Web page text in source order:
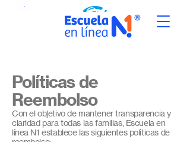
Políticas de
Reembolso
Con el objetivo de mantener transparencia y
claridad para todas las familias, Escuela en
línea N1 establece las siguientes políticas de